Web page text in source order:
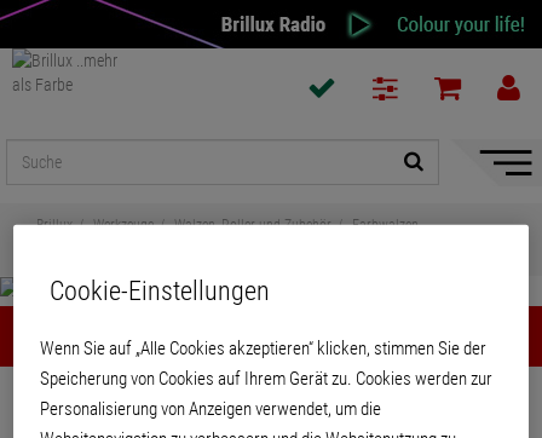
Brillux Werkzeuge Walzen, Roller und Zubehör
Farbwalzen
Standard-Farbroller-Set 1421
Cookie-Einstellungen
Wenn Sie auf „Alle Cookies akzeptieren“ klicken, stimmen Sie der
Speicherung von Cookies auf Ihrem Gerät zu. Cookies werden zur
Personalisierung von Anzeigen verwendet, um die